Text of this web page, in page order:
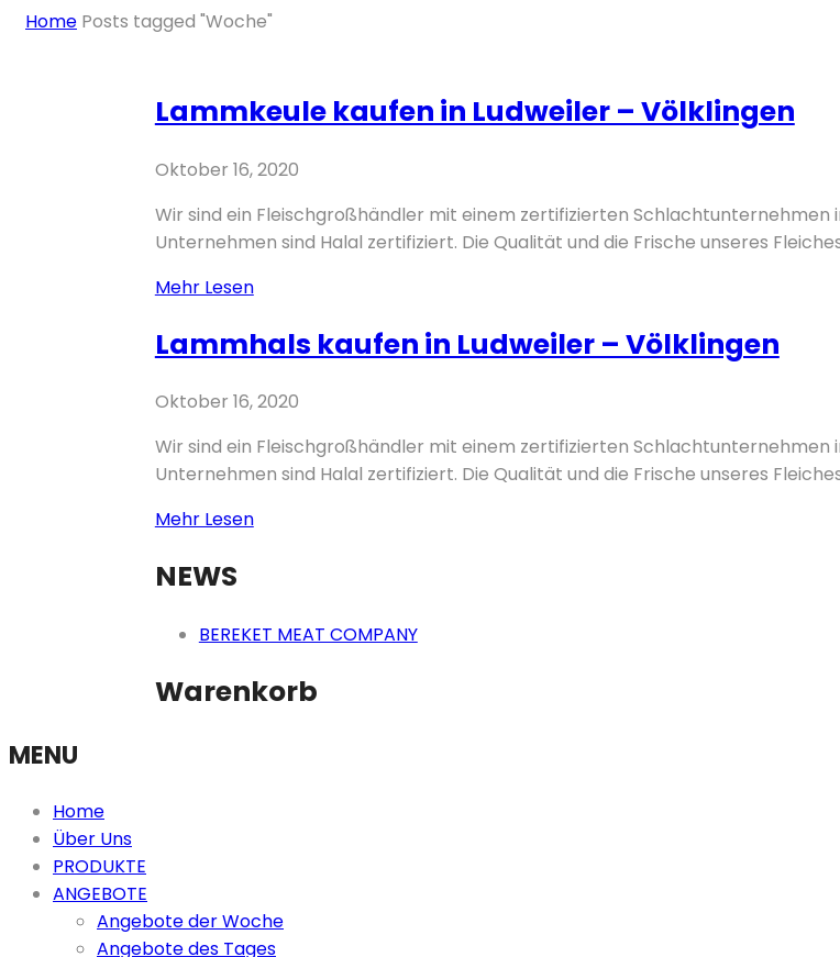
Home Posts tagged "Woche"
Skip
to
content
Lammkeule kaufen in Ludweiler – Völklingen
Oktober 16, 2020
Wir sind ein Fleischgroßhändler mit einem zertifizierten Schlachtunternehmen
Unternehmen sind Halal zertifiziert. Die Qualität und die Frische unseres
Mehr LesenLammkeule
in
–
Lammhals kaufen in Ludweiler – Völklingen
Oktober 16, 2020
Wir sind ein Fleischgroßhändler mit einem zertifizierten Schlachtunternehmen
Unternehmen sind Halal zertifiziert. Die Qualität und die Frische unseres
Mehr LesenLammhals
–
NEWS
BEREKET MEAT COMPANY
Warenkorb
MENU
Home
Über Uns
PRODUKTE
ANGEBOTE
Angebote der Woche
Angebote des Tages